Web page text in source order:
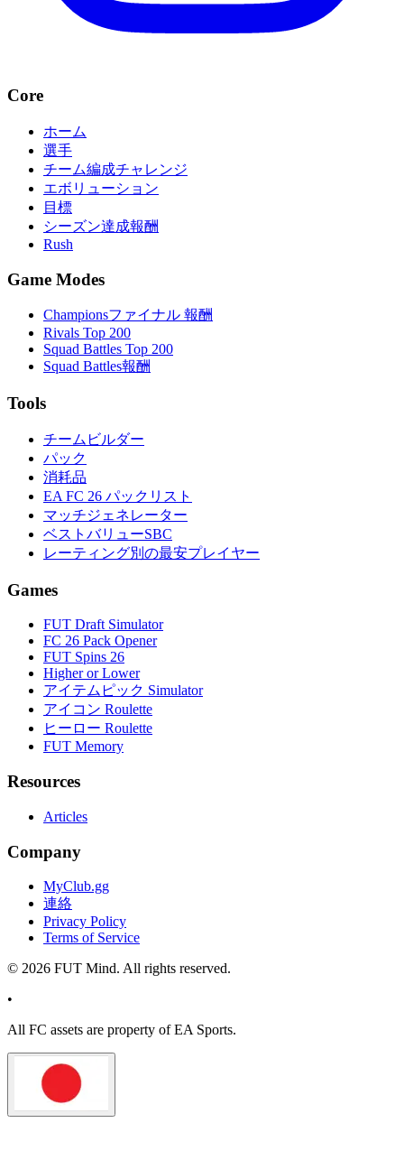
Core
ホーム
選手
チーム編成チャレンジ
エボリューション
目標
シーズン達成報酬
Rush
Game Modes
Championsファイナル 報酬
Rivals Top 200
Squad Battles Top 200
Squad Battles報酬
Tools
チームビルダー
パック
消耗品
EA FC 26 パックリスト
マッチジェネレーター
ベストバリューSBC
レーティング別の最安プレイヤー
Games
FUT Draft Simulator
FC 26 Pack Opener
FUT Spins 26
Higher or Lower
アイテムピック Simulator
アイコン Roulette
ヒーロー Roulette
FUT Memory
Resources
Articles
Company
MyClub.gg
連絡
Privacy Policy
Terms of Service
© 2026 FUT Mind. All rights reserved.
•
All FC assets are property of EA Sports.